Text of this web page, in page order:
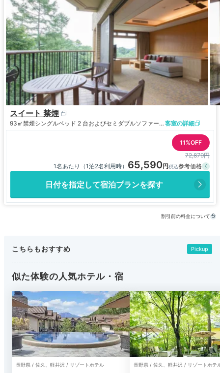
スイート 禁煙
93㎡禁煙 シングルベッド 2 台およびセミダブルソファーベッド 2 台 客室の詳細
11%OFF
72,879円
1名あたり（1泊2名利用時） 65,590
日付を指定して宿泊プランを探す
割引前の料金について
こちらもおすすめ Pickup
似た体験の人気ホテル・宿
長野県 / 佐久、軽井沢 / リゾートホテル 長野県 / 佐久、軽井沢 / リゾートホテ